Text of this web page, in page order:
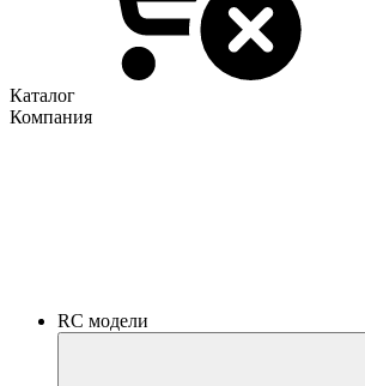
Каталог
Компания
RC модели